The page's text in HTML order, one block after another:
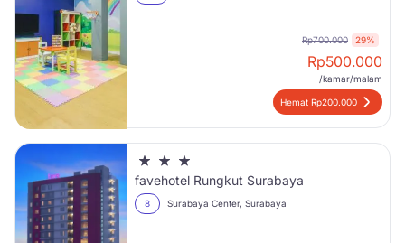
Rp700.000 29%
Rp500.000
/kamar/malam
Hemat Rp200.000
favehotel Rungkut Surabaya
8 Surabaya Center, Surabaya